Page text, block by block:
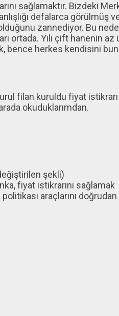
sağlamaktır. Bizdeki
defalarca görülmüş
zannediyor. Bu
ortada. Yılı çift hanenin az
bence herkes kendisini
filan kuruldu fiyat
okuduklarımdan.
şekli)
fiyat istikrarını sağlamak
araçlarını